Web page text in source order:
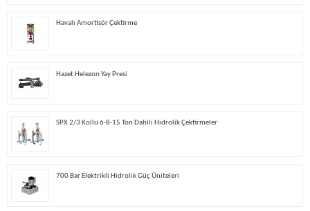
Havalı Amortisör Çektirme
Hazet Helezon Yay Presi
SPX 2/3 Kollu 6-8-15 Ton Dahili Hidrolik Çektirmeler
700 Bar Elektrikli Hidrolik Güç Üniteleri